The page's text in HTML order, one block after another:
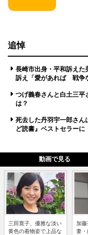
追悼
長崎市出身・平和訴え
訴え「愛があれば 戦争
つげ義春さんと白土三
は？
死去した丹羽宇一郎さ
ど読書』ベストセラーに
動画で見る
三田寛子、優雅な淡い
黄色の着物姿で上品な
加
妻・